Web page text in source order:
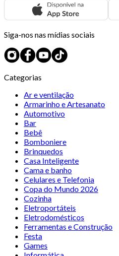
Siga-nos nas mídias sociais
Categorias
Ar e ventilação
Armarinho e Artesanato
Automotivo
Bar
Bebê
Bomboniere
Brinquedos
Casa Inteligente
Cama e banho
Celulares e Telefonia
Copa do Mundo 2026
Cozinha
Eletroportáteis
Eletrodomésticos
Ferramentas e Construção
Festa
Games